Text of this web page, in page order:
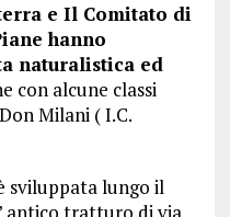
e Il Comitato di
hanno
naturalistica ed
con alcune classi
Milani ( I.C.
sviluppata lungo il